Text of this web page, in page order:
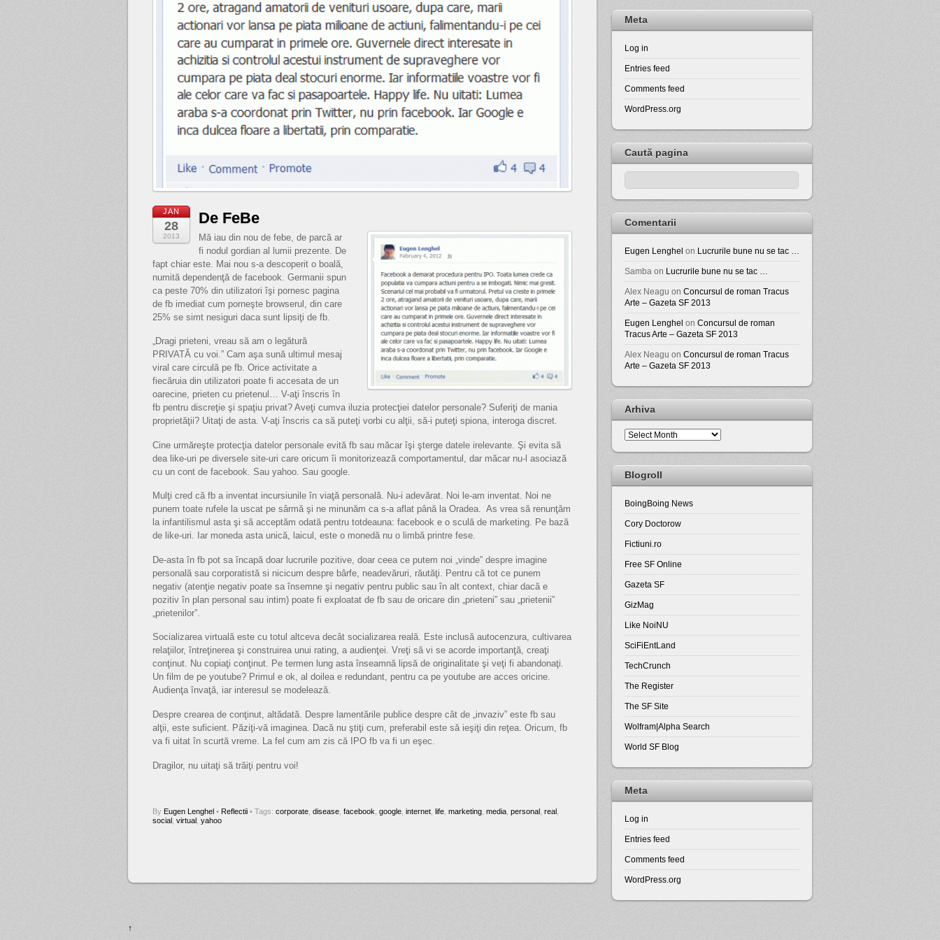
JAN
28
2013
De FeBe
Mă iau din nou de febe, de parcă ar
fi nodul gordian al lumii prezente. De
fapt chiar este. Mai nou s-a descoperit o boală,
numită dependenţă de facebook. Germanii spun
ca peste 70% din utilizatori îşi pornesc pagina
de fb imediat cum porneşte browserul, din care
25% se simt nesiguri daca sunt lipsiţi de fb.
„Dragi prieteni, vreau să am o legătură
PRIVATĂ cu voi.” Cam aşa sună ultimul mesaj
viral care circulă pe fb. Orice activitate a
fiecăruia din utilizatori poate fi accesata de un
oarecine, prieten cu prietenul… V-aţi înscris în
fb pentru discreţie şi spaţiu privat? Aveţi cumva iluzia protecţiei datelor personale? Suferiţi de mania
proprietăţii? Uitaţi de asta. V-aţi înscris ca să puteţi vorbi cu alţii, să-i puteţi spiona, interoga discret.
Cine urmăreşte protecţia datelor personale evită fb sau măcar îşi şterge datele irelevante. Şi evita să
dea like-uri pe diversele site-uri care oricum îi monitorizează comportamentul, dar măcar nu-l asociază
cu un cont de facebook. Sau yahoo. Sau google.
Mulţi cred că fb a inventat incursiunile în viaţă personală. Nu-i adevărat. Noi le-am inventat. Noi ne
punem toate rufele la uscat pe sârmă şi ne minunăm ca s-a aflat până la Oradea. As vrea să renunţăm
la infantilismul asta şi să acceptăm odată pentru totdeauna: facebook e o sculă de marketing. Pe bază
de like-uri. Iar moneda asta unică, laicul, este o monedă nu o limbă printre fese.
De-asta în fb pot sa încapă doar lucrurile pozitive, doar ceea ce putem noi „vinde” despre imagine
personală sau corporatistă si nicicum despre bârfe, neadevăruri, răutăţi. Pentru că tot ce punem
negativ (atenţie negativ poate sa însemne şi negativ pentru public sau în alt context, chiar dacă e
pozitiv în plan personal sau intim) poate fi exploatat de fb sau de oricare din „prieteni” sau „prietenii”
„prietenilor”.
Socializarea virtuală este cu totul altceva decât socializarea reală. Este inclusă autocenzura, cultivarea
relaţiilor, întreţinerea şi construirea unui rating, a audienţei. Vreţi să vi se acorde importanţă, creaţi
conţinut. Nu copiaţi conţinut. Pe termen lung asta înseamnă lipsă de originalitate şi veţi fi abandonaţi.
Un film de pe youtube? Primul e ok, al doilea e redundant, pentru ca pe youtube are acces oricine.
Audienţa învaţă, iar interesul se modelează.
Despre crearea de conţinut, altădată. Despre lamentările publice despre cât de „invaziv” este fb sau
alţii, este suficient. Păziţi-vă imaginea. Dacă nu ştiţi cum, preferabil este să ieşiţi din reţea. Oricum, fb
va fi uitat în scurtă vreme. La fel cum am zis că IPO fb va fi un eşec.
Dragilor, nu uitaţi să trăiţi pentru voi!
By Eugen Lenghel • Reflectii • Tags: corporate disease facebook google internet life marketing media personal real
social virtual yahoo
Meta
Log in
Entries feed
Comments feed
WordPress.org
Caută pagina
Comentarii
Eugen Lenghel on Lucrurile bune nu se tac …
Samba on Lucrurile bune nu se tac …
Alex Neagu on Concursul de roman Tracus
Arte – Gazeta SF 2013
Eugen Lenghel on Concursul de roman
Tracus Arte – Gazeta SF 2013
Alex Neagu on Concursul de roman Tracus
Arte – Gazeta SF 2013
Arhiva
Arhiva
Blogroll
BoingBoing News
Cory Doctorow
Fictiuni.ro
Free SF Online
Gazeta SF
GizMag
Like NoiNU
SciFiEntLand
TechCrunch
The Register
The SF Site
Wolfram|Alpha Search
World SF Blog
Meta
Log in
Entries feed
Comments feed
WordPress.org
↑